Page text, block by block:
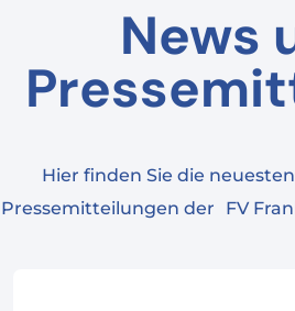
News
Hier finden Sie die
Pressemitteilungen der FV